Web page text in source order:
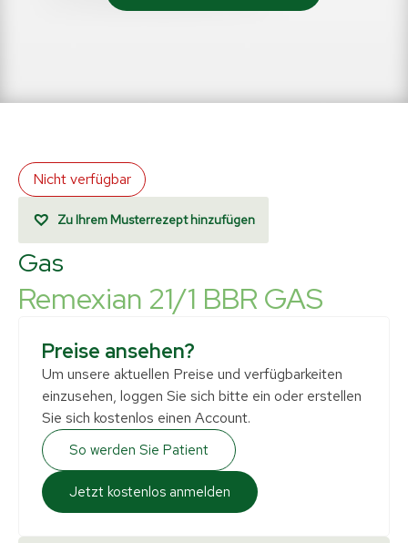
Nicht verfügbar
Zu Ihrem Musterrezept hinzufügen
Gas
Remexian 21/1 BBR GAS
Preise ansehen?
Um unsere aktuellen Preise und verfügbarkeiten
einzusehen, loggen Sie sich bitte ein oder erstellen
Sie sich kostenlos einen Account.
So werden Sie Patient
Jetzt kostenlos anmelden